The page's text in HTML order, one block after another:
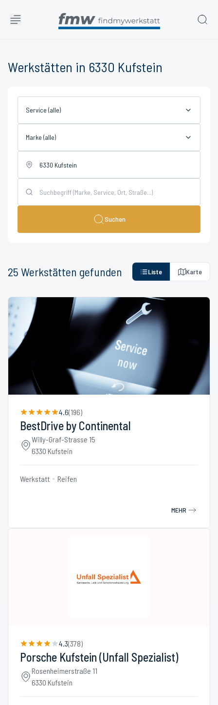
Werkstätten in 6330 Kufstein
Service (alle)
Marke (alle)
Suchen
25 Werkstätten gefunden Liste Karte
4.6(196)
BestDrive by Continental
Willy-Graf-Strasse 15
6330 Kufstein
Werkstatt Reifen
MEHR
4.3(378)
Porsche Kufstein (Unfall Spezialist)
Rosenheimerstraße 11
6330 Kufstein